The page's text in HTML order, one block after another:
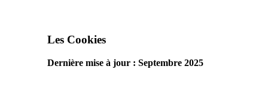
Les Cookies
Dernière mise à jour : Septembre 2025